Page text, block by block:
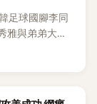
足球國腳李同
雅與弟弟大發
續長大，近況